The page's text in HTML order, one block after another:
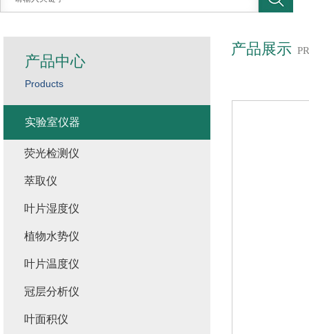
产品展示
产品中心
Products
实验室仪器
荧光检测仪
萃取仪
叶片湿度仪
植物水势仪
叶片温度仪
冠层分析仪
叶面积仪